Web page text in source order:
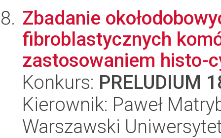
Zbadanie
fibroblastycznych
zastosowaniem histo-
Konkurs: PRELUDIUM
Kierownik: Paweł
Warszawski